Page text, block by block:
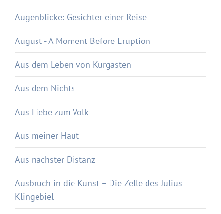
Augenblicke: Gesichter einer Reise
August - A Moment Before Eruption
Aus dem Leben von Kurgästen
Aus dem Nichts
Aus Liebe zum Volk
Aus meiner Haut
Aus nächster Distanz
Ausbruch in die Kunst – Die Zelle des Julius
Klingebiel